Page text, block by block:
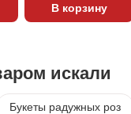
В корзину
искали
Букеты радужных роз